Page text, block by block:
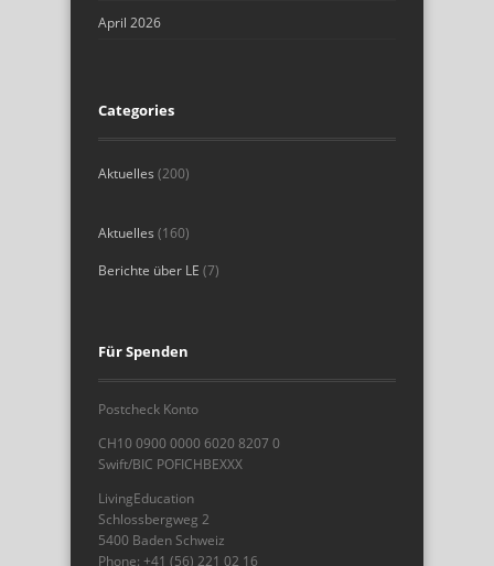
April 2026
Categories
Aktuelles (200)
Aktuelles (160)
Berichte über LE (7)
Für Spenden
Postcheck Konto
CH10 0900 0000 6020 8207 0
Swift/BIC POFICHBEXXX
LivingEducation
Schlossbergweg 2
5400 Baden Schweiz
Phone: +41 (56) 221 02 16